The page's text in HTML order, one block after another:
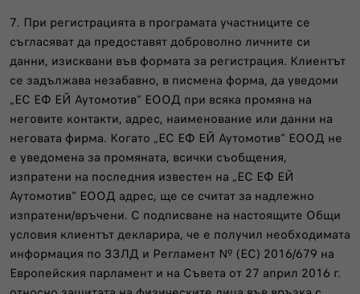
7. При регистрацията в програмата участниците се
съгласяват да предоставят доброволно личните си
данни, изисквани във формата за регистрация. Клиентът
се задължава незабавно, в писмена форма, да уведоми
„ЕС ЕФ ЕЙ Аутомотив“ ЕООД при всяка промяна на
неговите контакти, адрес, наименование или данни на
неговата фирма. Когато „ЕС ЕФ ЕЙ Аутомотив“ ЕООД не
е уведомена за промяната, всички съобщения,
изпратени на последния известен на „ЕС ЕФ ЕЙ
Аутомотив“ ЕООД адрес, ще се считат за надлежно
изпратени/връчени. С подписване на настоящите Общи
условия клиентът декларира, че е получил необходимата
информация по ЗЗЛД и Регламент № (EC) 2016/679 на
Европейския парламент и на Съвета от 27 април 2016 г.